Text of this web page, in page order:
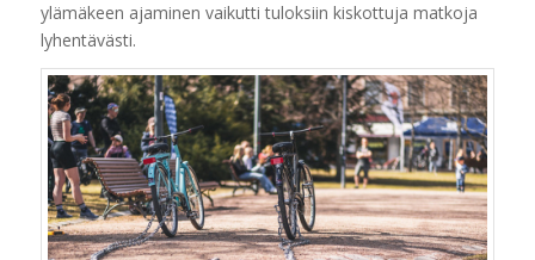
ylämäkeen ajaminen vaikutti tuloksiin kiskottuja matkoja
lyhentävästi.